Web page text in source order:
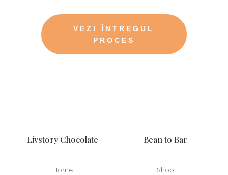
VEZI ÎNTREGUL
PROCES
Livstory Chocolate
Home
Bean to Bar
Shop